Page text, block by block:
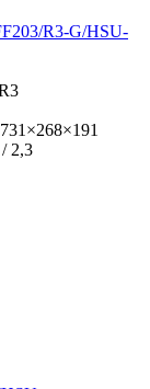
R3-G/HSU-
731×268×191
2,3